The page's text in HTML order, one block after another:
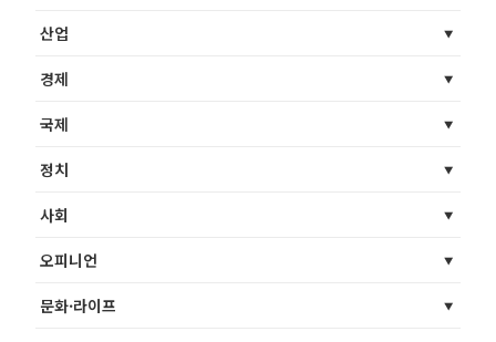
산업
경제
국제
정치
사회
오피니언
문화·라이프